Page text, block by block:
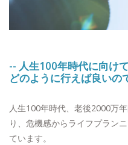
-- 人生100年時代に向け
どのように行えば良いの
人生100年時代、老後2000万
り、危機感からライフプラン
ています。